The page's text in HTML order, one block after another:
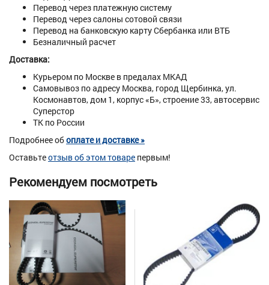
Перевод через платежную систему
Перевод через салоны сотовой связи
Перевод на банковскую карту Сбербанка или ВТБ
Безналичный расчет
Доставка:
Курьером по Москве в предалах МКАД
Самовывоз по адресу Москва, город Щербинка, ул.
Космонавтов, дом 1, корпус «Б», строение 33, автосервис
Суперстор
ТК по России
Подробнее обоплате и доставке »
Оставьтеотзыв об этом товаре первым!
Рекомендуем посмотреть